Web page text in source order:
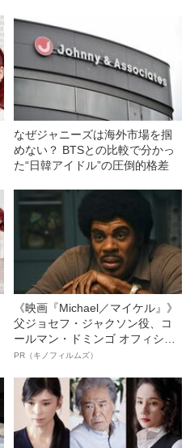
なぜジャニーズは海外市場を掴
めない？ BTSとの比較で分かっ
た“日韓アイドル”の圧倒的格差
《映画『Michael／マイケル』》
父ジョセフ・ジャクソン役、コ
ールマン・ドミンゴ オフィシャ
ルインタビュー“観客を魅了した
語る”《日本興収70億円突破》
PR（キノフィルムズ）